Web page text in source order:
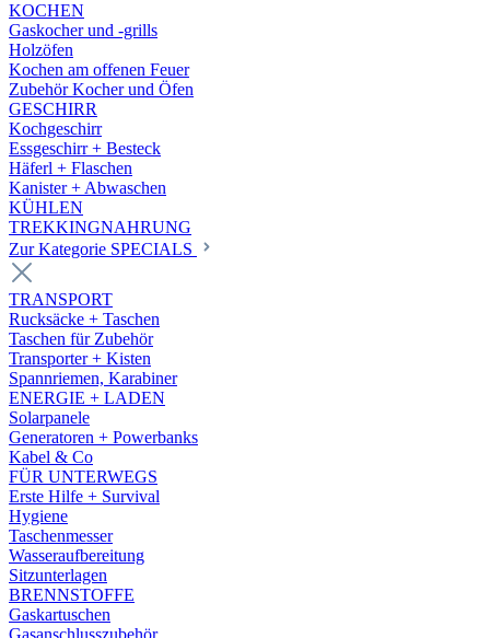
KOCHEN
Gaskocher und -grills
Holzöfen
Kochen am offenen Feuer
Zubehör Kocher und Öfen
GESCHIRR
Kochgeschirr
Essgeschirr + Besteck
Häferl + Flaschen
Kanister + Abwaschen
KÜHLEN
TREKKINGNAHRUNG
Zur Kategorie SPECIALS
TRANSPORT
Rucksäcke + Taschen
Taschen für Zubehör
Transporter + Kisten
Spannriemen, Karabiner
ENERGIE + LADEN
Solarpanele
Generatoren + Powerbanks
Kabel & Co
FÜR UNTERWEGS
Erste Hilfe + Survival
Hygiene
Taschenmesser
Wasseraufbereitung
Sitzunterlagen
BRENNSTOFFE
Gaskartuschen
Gasanschlusszubehör